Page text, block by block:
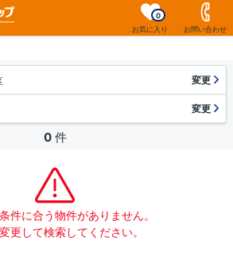
お気に入り
0
お問い合わせ
変更
変更
0 件
件に合う物件がありません。
更して検索してください。